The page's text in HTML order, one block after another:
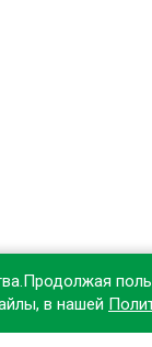
наше
в нашей